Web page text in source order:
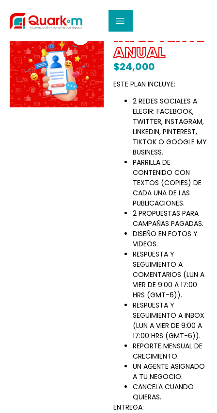
PLAN
INFLUYENTE
ANUAL
$24,000
ESTE PLAN INCLUYE:
2 REDES SOCIALES A
ELEGIR: FACEBOOK,
TWITTER, INSTAGRAM,
LINKEDIN, PINTEREST,
TIKTOK O GOOGLE MY
BUSINESS.
PARRILLA DE
CONTENIDO CON
TEXTOS (COPIES) DE
CADA UNA DE LAS
PUBLICACIONES.
2 PROPUESTAS PARA
CAMPAÑAS PAGADAS.
DISEÑO EN FOTOS Y
VIDEOS.
RESPUESTA Y
SEGUIMIENTO A
COMENTARIOS (LUN A
VIER DE 9:00 A 17:00
HRS (GMT-6)).
RESPUESTA Y
SEGUIMIENTO A INBOX
(LUN A VIER DE 9:00 A
17:00 HRS (GMT-6)).
REPORTE MENSUAL DE
CRECIMIENTO.
UN AGENTE ASIGNADO
A TU NEGOCIO.
CANCELA CUANDO
QUIERAS.
ENTREGA: